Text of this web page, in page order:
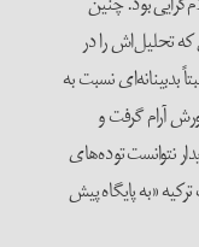
تحلیل‌اش را در
نسبتاً بدبینانه‌ای نسبت به
آرام گرفت و
نتوانست توده‌های
«به پایگاه پیش